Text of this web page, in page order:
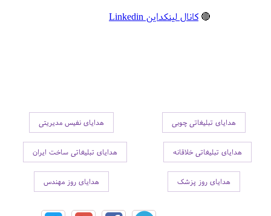
🔴 کانال لینکداین Linkedin
هدایای تبلیغاتی چوبی هدایای نفیس مدیریتی
هدایای تبلیغاتی خلاقانه هدایای تبلیغاتی ساخت ایران
هدایای روز پزشک هدایای روز مهندس